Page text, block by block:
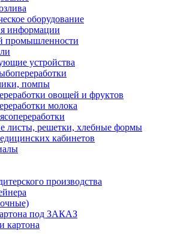
оборудование
информации
промышленности
устройства
помпы
овощей и фруктов
молока
листы, решетки, хлебные формы
кабинетов
производства
под ЗАКАЗ
картона